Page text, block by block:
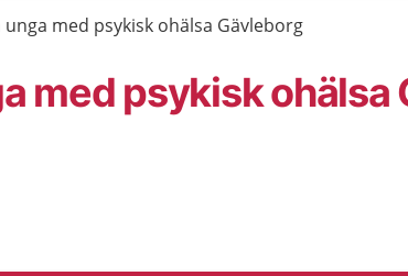
med psykisk ohälsa Gävleborg
med psykisk ohälsa